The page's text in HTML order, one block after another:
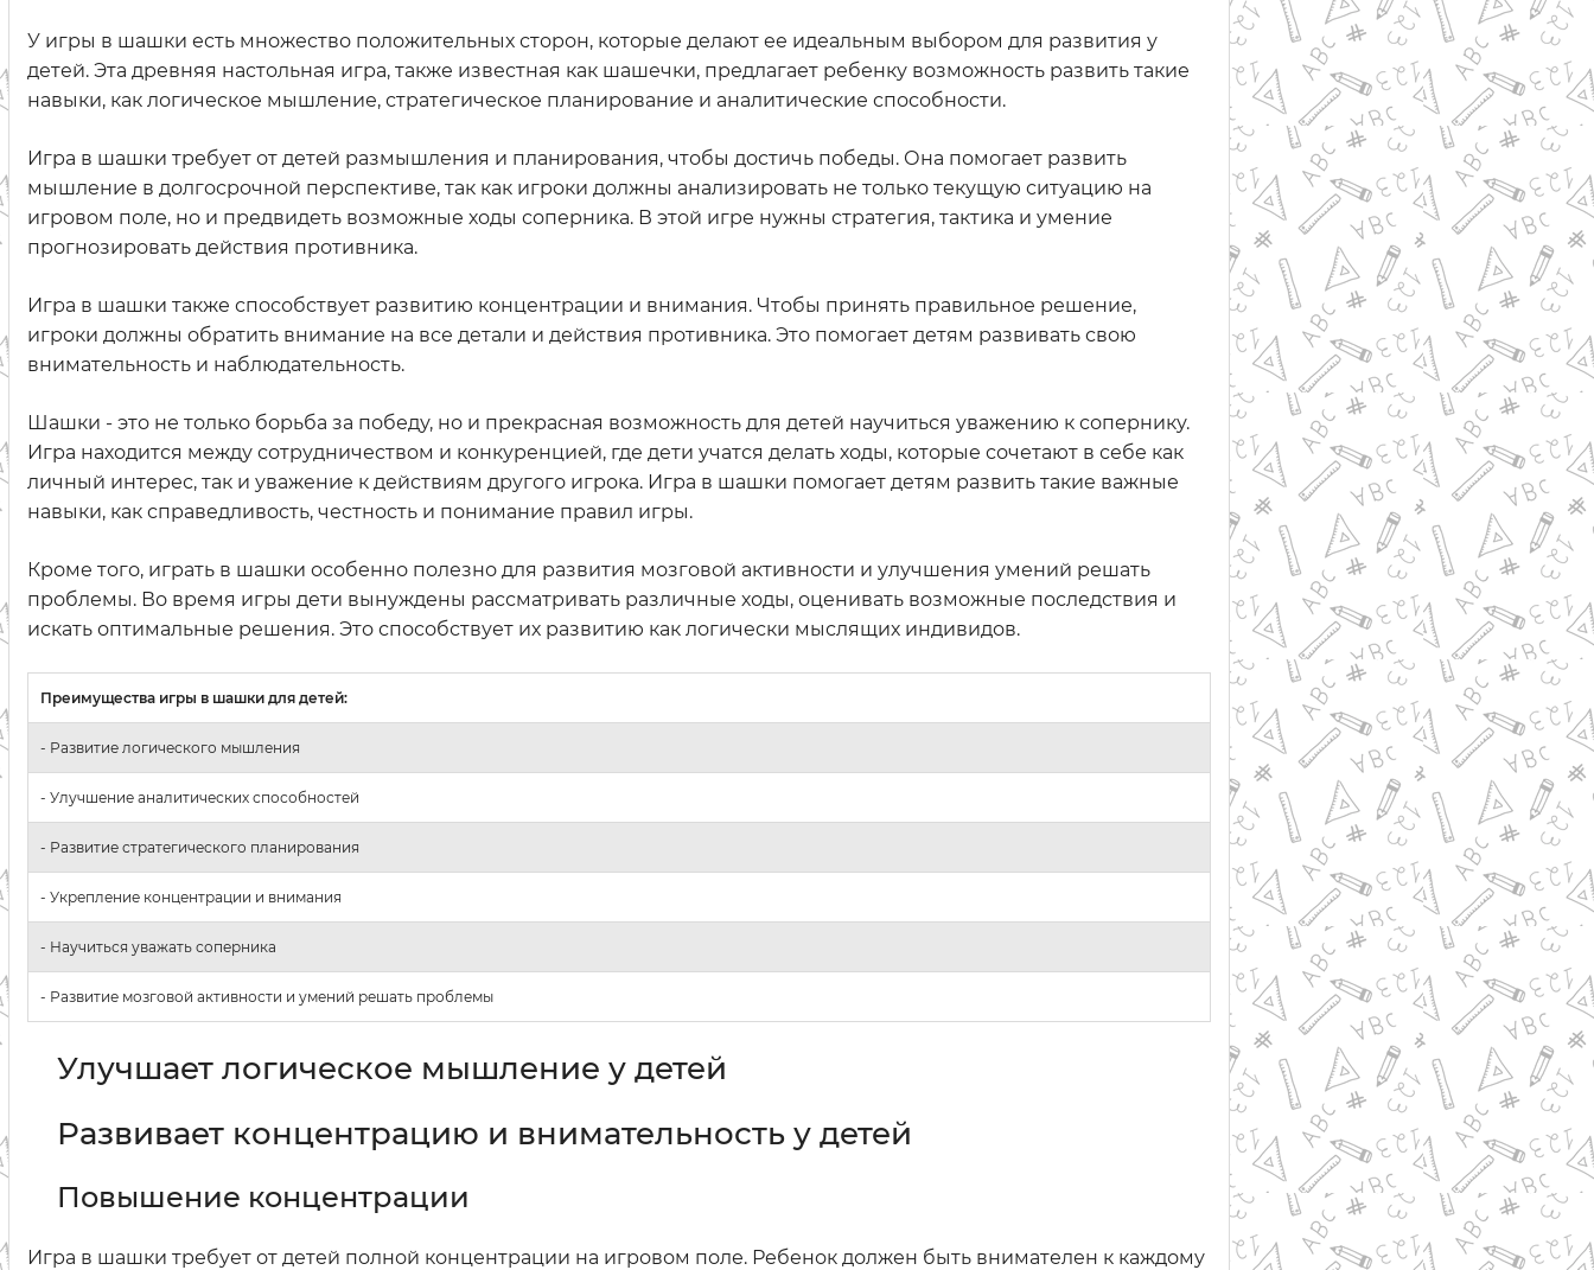
У игры в шашки есть множество положительных сторон, которые делают ее идеальным выбором для развития у
детей. Эта древняя настольная игра, также известная как шашечки, предлагает ребенку возможность развить такие
навыки, как логическое мышление, стратегическое планирование и аналитические способности.
Игра в шашки требует от детей размышления и планирования, чтобы достичь победы. Она помогает развить
мышление в долгосрочной перспективе, так как игроки должны анализировать не только текущую ситуацию на
игровом поле, но и предвидеть возможные ходы соперника. В этой игре нужны стратегия, тактика и умение
прогнозировать действия противника.
Игра в шашки также способствует развитию концентрации и внимания. Чтобы принять правильное решение,
игроки должны обратить внимание на все детали и действия противника. Это помогает детям развивать свою
внимательность и наблюдательность.
Шашки - это не только борьба за победу, но и прекрасная возможность для детей научиться уважению к сопернику.
Игра находится между сотрудничеством и конкуренцией, где дети учатся делать ходы, которые сочетают в себе как
личный интерес, так и уважение к действиям другого игрока. Игра в шашки помогает детям развить такие важные
навыки, как справедливость, честность и понимание правил игры.
Кроме того, играть в шашки особенно полезно для развития мозговой активности и улучшения умений решать
проблемы. Во время игры дети вынуждены рассматривать различные ходы, оценивать возможные последствия и
искать оптимальные решения. Это способствует их развитию как логически мыслящих индивидов.
Преимущества игры в шашки для детей:
- Развитие логического мышления
- Улучшение аналитических способностей
- Развитие стратегического планирования
- Укрепление концентрации и внимания
- Научиться уважать соперника
- Развитие мозговой активности и умений решать проблемы
Улучшает логическое мышление у детей
Развивает концентрацию и внимательность у детей
Повышение концентрации
Игра в шашки требует от детей полной концентрации на игровом поле. Ребенок должен быть внимателен к каждому